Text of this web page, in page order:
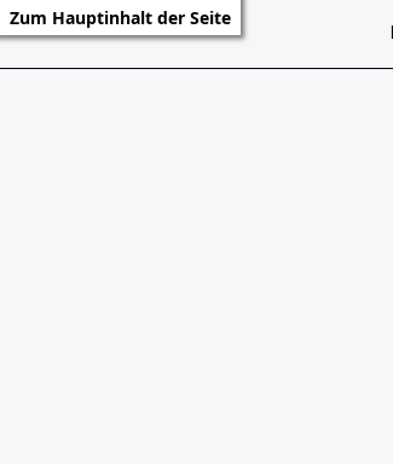
Zum Hauptinhalt der Seite